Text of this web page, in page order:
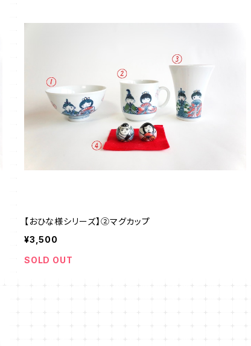
【おひな様シリーズ】②マグカップ
¥3,500
SOLD OUT